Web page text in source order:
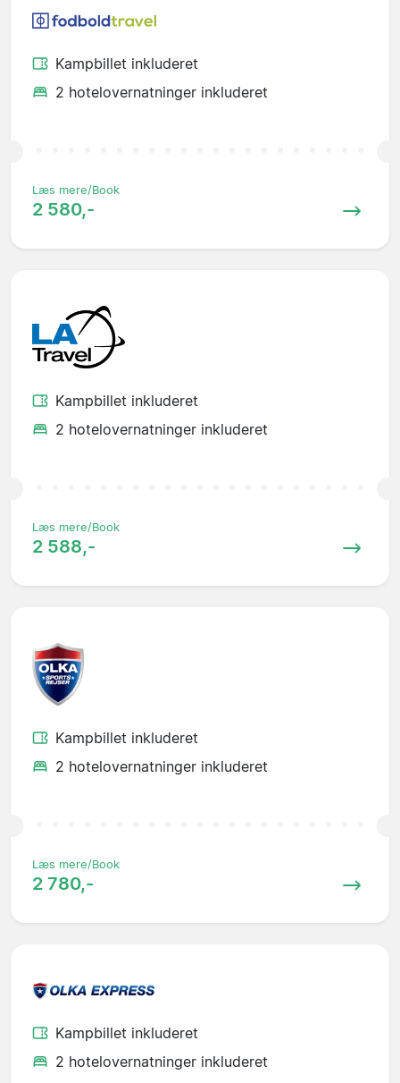
Kampbillet inkluderet
2 hotelovernatninger inkluderet
Læs mere/Book
2 580,-
Kampbillet inkluderet
2 hotelovernatninger inkluderet
Læs mere/Book
2 588,-
Kampbillet inkluderet
2 hotelovernatninger inkluderet
Læs mere/Book
2 780,-
Kampbillet inkluderet
2 hotelovernatninger inkluderet